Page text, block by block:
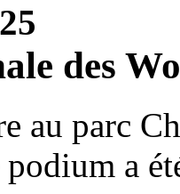
des
au parc
a